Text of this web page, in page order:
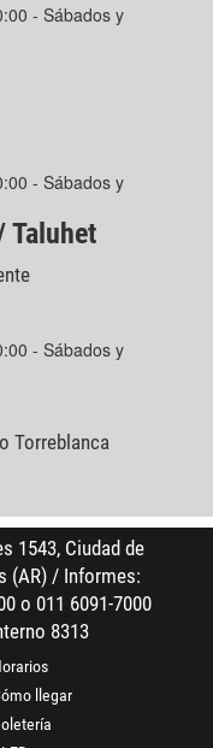
- Sábados y
- Sábados y
Taluhet
- Sábados y
Torreblanca
1543, Ciudad de
(AR) / Informes:
o 011 6091-7000
8313
llegar